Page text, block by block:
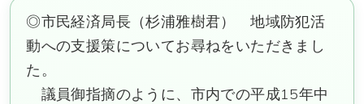
◎市民経済局長（杉浦雅樹君） 地域防犯活
動への支援策についてお尋ねをいただきまし
た。
議員御指摘のように、市内での平成15年中